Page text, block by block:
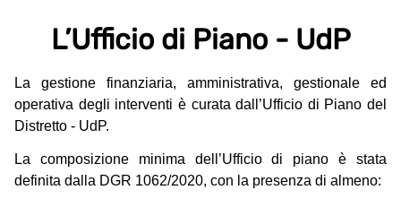
L’Ufficio di Piano - UdP
La gestione finanziaria, amministrativa, gestionale ed
operativa degli interventi è curata dall’Ufficio di Piano del
Distretto - UdP.
La composizione minima dell’Ufficio di piano è stata
definita dalla DGR 1062/2020, con la presenza di almeno: